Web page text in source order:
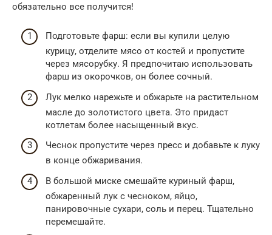
обязательно все получится!
Подготовьте фарш: если вы купили целую
курицу, отделите мясо от костей и пропустите
через мясорубку. Я предпочитаю использовать
фарш из окорочков, он более сочный.
Лук мелко нарежьте и обжарьте на растительном
масле до золотистого цвета. Это придаст
котлетам более насыщенный вкус.
Чеснок пропустите через пресс и добавьте к луку
в конце обжаривания.
В большой миске смешайте куриный фарш,
обжаренный лук с чесноком, яйцо,
панировочные сухари, соль и перец. Тщательно
перемешайте.